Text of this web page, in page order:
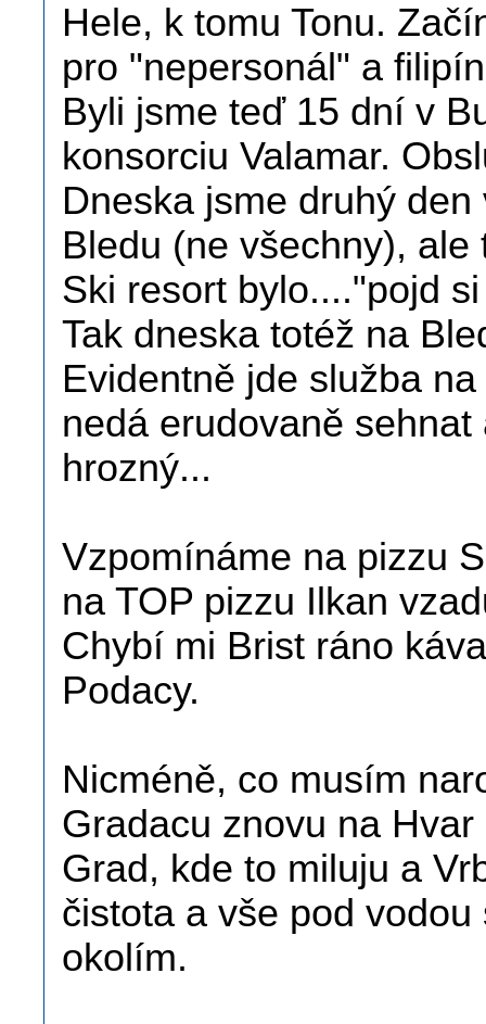
Hele, k tomu Tonu.
pro "nepersonál" a
Byli jsme teď 15 dní v
konsorciu Valamar.
Dneska jsme druhý
Bledu (ne všechny),
Ski resort bylo...."pojd
Tak dneska totéž na
Evidentně jde služba
nedá erudovaně
hrozný...
Vzpomínáme na pizzu
na TOP pizzu Ilkan
Chybí mi Brist ráno
Podacy.
Nicméně, co musím
Gradacu znovu na
Grad, kde to miluju a
čistota a vše pod
okolím.